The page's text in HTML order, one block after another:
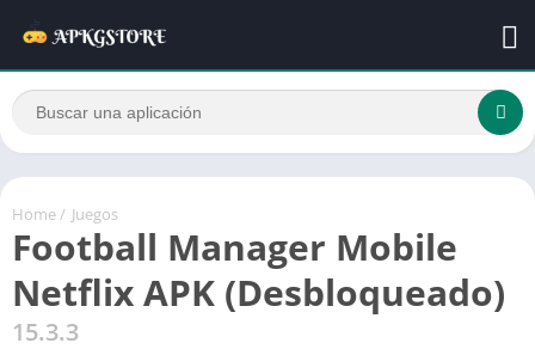
Home / Juegos
Football Manager Mobile
Netflix APK (Desbloqueado)
15.3.3